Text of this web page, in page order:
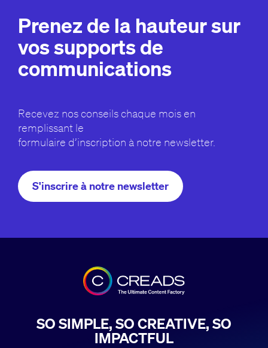
Prenez de la hauteur sur
vos supports de
communications
Recevez nos conseils chaque mois en
remplissant le
formulaire d’inscription à notre newsletter.
S'inscrire à notre newsletter
SO SIMPLE, SO CREATIVE, SO
IMPACTFUL